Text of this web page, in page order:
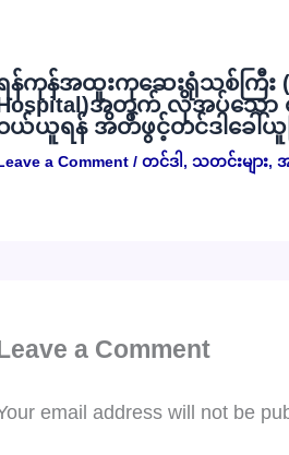
န်ကုန်အထူးကုဆေးရုံသစ်ကြီး
အတွက် လိုအပ်သော ဆ
ယ်ယူရန် အိတ်ဖွင့်တင်ဒါခေါ်ယူခ
a Comment / တင်ဒါ , သတင်းများ,
a Comment
email address will not be